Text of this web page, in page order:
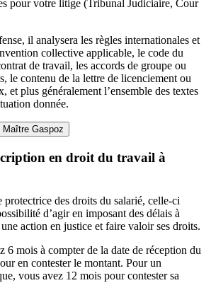
pour votre litige (Tribunal Judiciaire, Cour
il analysera les règles internationales et
collective applicable, le code du
de travail, les accords de groupe ou
le contenu de la lettre de licenciement ou
et plus généralement l’ensemble des textes
donnée.
Gaspoz
en droit du travail à
protectrice des droits du salarié, celle-ci
d’agir en imposant des délais à
action en justice et faire valoir ses droits.
6 mois à compter de la date de réception du
en contester le montant. Pour un
vous avez 12 mois pour contester sa